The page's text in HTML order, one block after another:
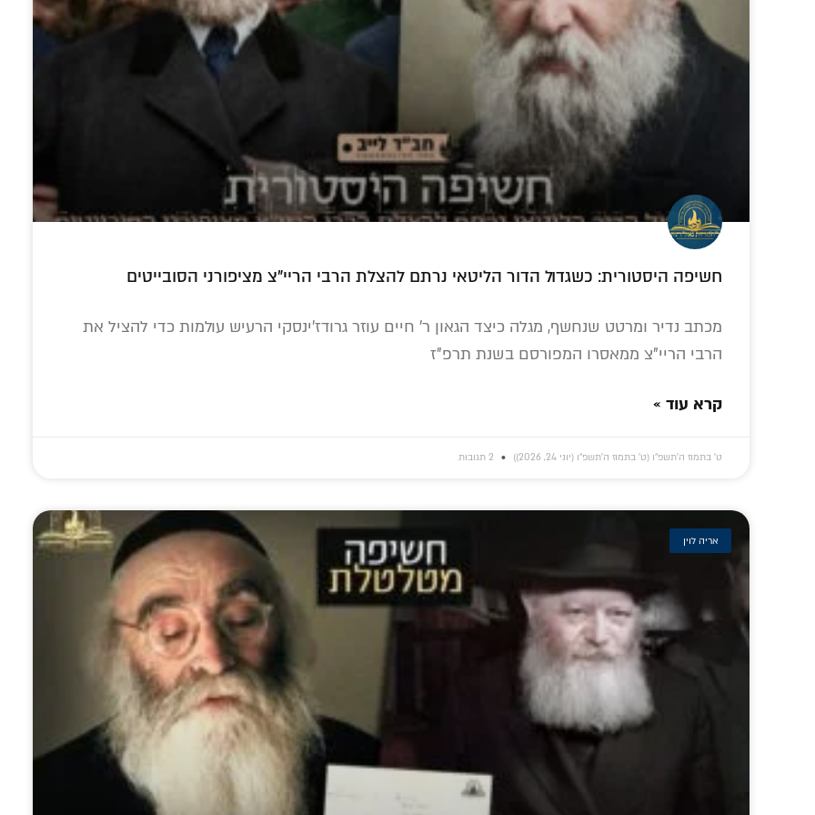
חשיפה היסטורית: כשגדול הדור הליטאי נרתם להצלת הרבי הריי"צ מציפורני הסובייטים
מכתב נדיר ומרטט שנחשף, מגלה כיצד הגאון ר' חיים עוזר גרודז'ינסקי הרעיש עולמות כדי להציל את
הרבי הריי"צ ממאסרו המפורסם בשנת תרפ"ז
קרא עוד »
ט׳ בתמוז ה׳תשפ״ו (ט׳ בתמוז ה׳תשפ״ו (יוני 24, 2026))
אריה לוין
חסידות' בתפילה? התגובה הבלתי
נשכחת של הרבי • צפו
הנביא • האזינו
כנס היסטורי עם
בצפת
הרב גרינגלס: כך
החסידות • צפו
בשבט – מהי דעתו
שיום ההילולא של
בישיבת חב"ד בית
שמש הגדולה
מדריך מעשי למנהגי
חב"ד בימי 'בין
המצרים' • הרב
שבתי פרידמן
משיח כתיאוריה –
חייבים 'עבודה':
התוועדות בוערת
של הרב גינזבורג
ע"ה
מואס בחיצוניות
ומחפש עבודה
פנימית? הרב אופן
געגועים מאוצרות
חב"ד: תנועת
הכמיהה האבודה לר'
שלום חריטונוב –
'עס בענקט זיך
אהיים'
ממכבש הדפוס ללב
המהפיכה שמנחיל